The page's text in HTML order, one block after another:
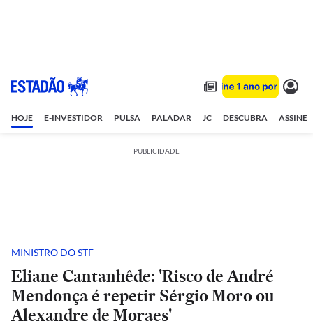
HOJE E-INVESTIDOR PULSA PALADAR JC DESCUBRA ASSINE
PUBLICIDADE
MINISTRO DO STF
Eliane Cantanhêde: 'Risco de André
Mendonça é repetir Sérgio Moro ou
Alexandre de Moraes'